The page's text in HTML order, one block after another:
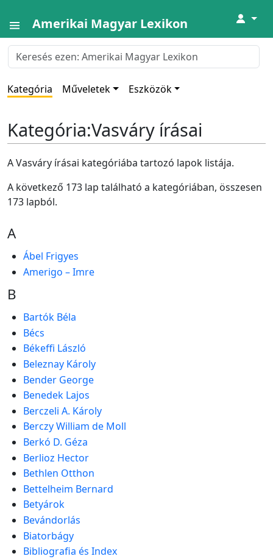
Amerikai Magyar Lexikon ↓
Kategória Műveletek Eszközök
Kategória:Vasváry írásai
A Vasváry írásai kategóriába tartozó lapok listája.
A következő 173 lap található a kategóriában, összesen
173 lapból.
A
Ábel Frigyes
Amerigo – Imre
B
Bartók Béla
Bécs
Békeffi László
Beleznay Károly
Bender George
Benedek Lajos
Berczeli A. Károly
Berczy William de Moll
Berkó D. Géza
Berlioz Hector
Bethlen Otthon
Bettelheim Bernard
Betyárok
Bevándorlás
Biatorbágy
Bibliografia és Index